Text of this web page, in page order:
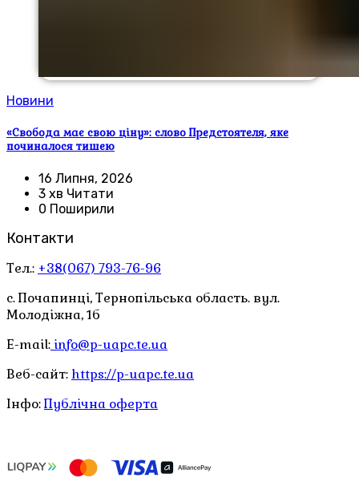
Новини
«Свобода має свою ціну»: слово Предстоятеля, яке
починалося тишею
16 Липня, 2026
3 хв Читати
0 Поширили
Контакти
Тел.: +38(067) 793-76-96
с. Почапинці, Тернопільська область. вул.
Молодіжна, 1б
E-mail: info@p-uapc.te.ua
Веб-сайт: https://p-uapc.te.ua
Інфо:Публічна оферта